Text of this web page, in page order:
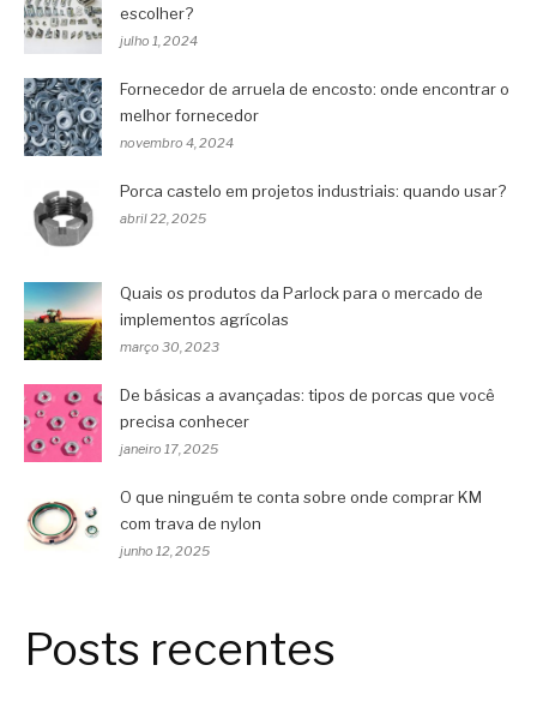
escolher?
julho 1, 2024
Fornecedor de arruela de encosto: onde encontrar o
melhor fornecedor
novembro 4, 2024
Porca castelo em projetos industriais: quando usar?
abril 22, 2025
Quais os produtos da Parlock para o mercado de
implementos agrícolas
março 30, 2023
De básicas a avançadas: tipos de porcas que você
precisa conhecer
janeiro 17, 2025
O que ninguém te conta sobre onde comprar KM
com trava de nylon
junho 12, 2025
Posts recentes